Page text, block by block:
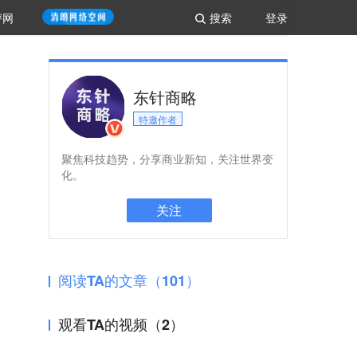
登录
搜索
东针商略
特邀作者
聚焦科技趋势，分享商业新知，关注世界变
化。
关注
阅读TA的文章（101）
观看TA的视频（2）